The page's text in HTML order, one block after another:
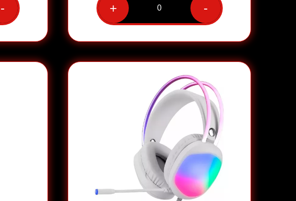
-
כמות
של
אוזניות
אלחוטיות
GH-
XtrikeMe
בצבע
לבן
+
-
כמות
של
GH-